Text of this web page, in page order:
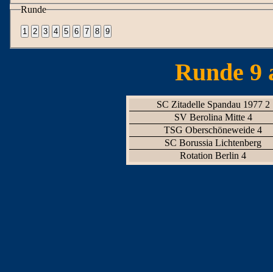
Runde
Runde 9
SC Zitadelle Spandau 1977 2
SV Berolina Mitte 4
TSG Oberschöneweide 4
SC Borussia Lichtenberg
Rotation Berlin 4